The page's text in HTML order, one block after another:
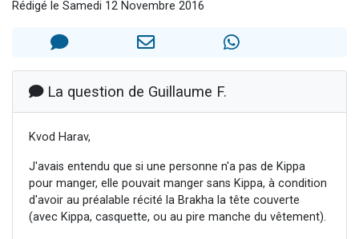
30 personnes viennent de faire un don pour Sauvez la jambe de Yohan
12 nouvelles musiques dans Torah-Box Music
29 personnes viennent de demander une bénédiction
Rédigé le Samedi 12 Novembre 2016
La question de Guillaume F.
Kvod Harav,
J'avais entendu que si une personne n'a pas de Kippa
pour manger, elle pouvait manger sans Kippa, à condition
d'avoir au préalable récité la Brakha la tête couverte
(avec Kippa, casquette, ou au pire manche du vêtement).